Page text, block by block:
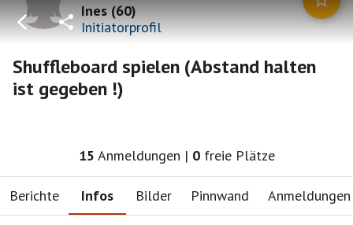
Ines(60)
Initiatorprofil
Shuffleboard spielen (Abstand halten
ist gegeben !)
15 Anmeldungen | 0 freie Plätze
Berichte Infos Bilder Pinnwand Anmeldungen